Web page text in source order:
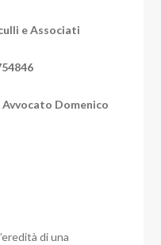
e Associati
Domenico
di una